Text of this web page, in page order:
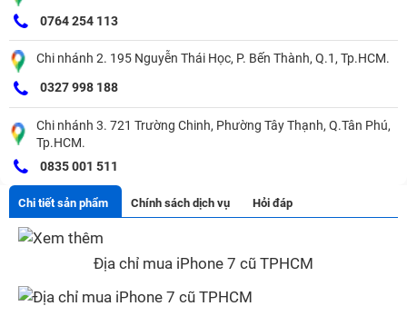
0764 254 113
Chi nhánh 2. 195 Nguyễn Thái Học, P. Bến Thành, Q.1, Tp.HCM.
0327 998 188
Chi nhánh 3. 721 Trường Chinh, Phường Tây Thạnh, Q.Tân Phú,
Tp.HCM.
0835 001 511
Chi tiết sản phẩm Chính sách dịch vụ Hỏi đáp
Địa chỉ mua iPhone 7 cũ TPHCM